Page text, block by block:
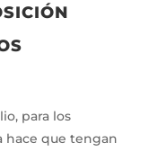
para los
hace que tengan